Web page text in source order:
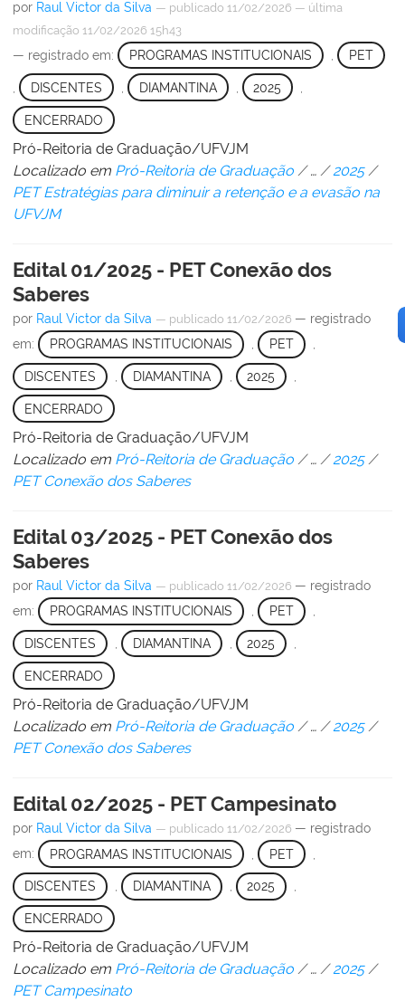
por Raul Victor da Silva — publicado 11/02/2026 — última
modificação 11/02/2026 15h43
— registrado em: PROGRAMAS INSTITUCIONAIS PET
DISCENTES DIAMANTINA 2025
ENCERRADO
Pró-Reitoria de Graduação/UFVJM
Localizado em Pró-Reitoria de Graduação /… /2025 /
PET Estratégias para diminuir a retenção e a evasão na
UFVJM
Edital 01/2025 - PET Conexão dos
Saberes
por Raul Victor da Silva — publicado 11/02/2026 — registrado
em:
PROGRAMAS INSTITUCIONAIS , PET ,
DISCENTES DIAMANTINA 2025
ENCERRADO
Pró-Reitoria de Graduação/UFVJM
Localizado em Pró-Reitoria de Graduação /… /2025 /
PET Conexão dos Saberes
Edital 03/2025 - PET Conexão dos
Saberes
por Raul Victor da Silva — publicado 11/02/2026 — registrado
em:
PROGRAMAS INSTITUCIONAIS , PET ,
DISCENTES DIAMANTINA 2025
ENCERRADO
Pró-Reitoria de Graduação/UFVJM
Localizado em Pró-Reitoria de Graduação /… /2025 /
PET Conexão dos Saberes
Edital 02/2025 - PET Campesinato
por Raul Victor da Silva — publicado 11/02/2026 — registrado
em:
PROGRAMAS INSTITUCIONAIS PET
DISCENTES , DIAMANTINA , 2025 ,
ENCERRADO
Pró-Reitoria de Graduação/UFVJM
Localizado em Pró-Reitoria de Graduação /… /2025 /
PET Campesinato